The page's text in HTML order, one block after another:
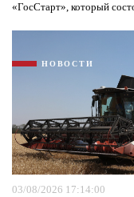
«ГосСтарт», который
НОВОСТИ
03/08/2026 17:14:00